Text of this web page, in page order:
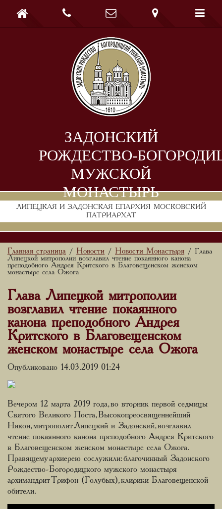
ЗАДОНСКИЙ
РОЖДЕСТВО-
МУЖСКОЙ
МОНАСТЫРЬ
ЛИПЕЦКАЯ И ЗАДОНСКАЯ ЕПАРХИЯ МОСКОВСКИЙ
ПАТРИАРХАТ
    
Главная страница / Новости / Новости Монастыря / Глава
Липецкой митрополии возглавил чтение покаянного канона
преподобного Андрея Критского в Благовещенском женском
монастыре села Ожога
Глава Липецкой митрополии
возглавил чтение покаянного
канона преподобного Андрея
Критского в Благовещенском
женском монастыре села Ожога
Опубликовано 14.03.2019 01:24
Вечером 12 марта 2019 года, во вторник первой седмицы
Святого Великого Поста, Высокопреосвященнейший
Никон, митрополит Липецкий и Задонский, возглавил
чтение покаянного канона преподобного Андрея Критского
в Благовещенском женском монастыре села Ожога.
Правящему архиерею сослужили: благочинный Задонского
Рождество-Богородицкого мужского монастыря
архимандрит Трифон (Голубых), клирики Благовещенской
обители.